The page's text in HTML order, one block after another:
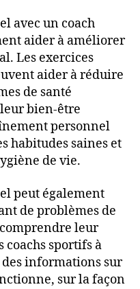
avec un coach
aider à améliorer
Les exercices
aider à réduire
de santé
bien-être
personnel
habitudes saines et
de vie.
peut également
de problèmes de
leur
coachs sportifs à
informations sur
sur la façon